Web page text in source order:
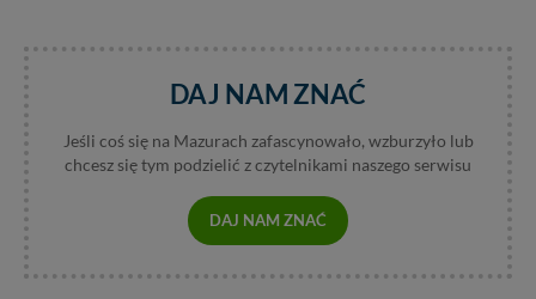
DAJ NAM ZNAĆ
Jeśli coś się na Mazurach zafascynowało, wzburzyło lub
chcesz się tym podzielić z czytelnikami naszego serwisu
DAJ NAM ZNAĆ